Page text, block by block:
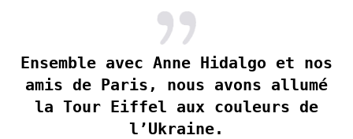
Ensemble avec Anne Hidalgo et nos
amis de Paris, nous avons allumé
la Tour Eiffel aux couleurs de
l’Ukraine.